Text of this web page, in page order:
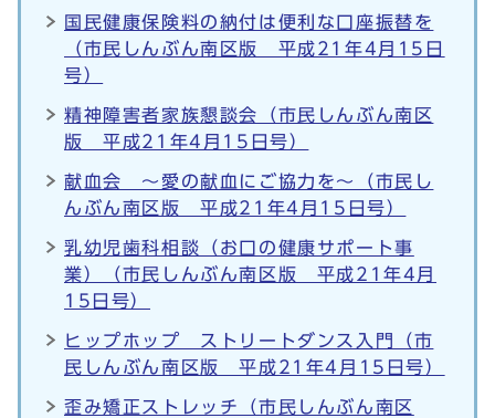
国民健康保険料の納付は便利な口座振替を
（市民しんぶん南区版 平成21年4月15日
号）
精神障害者家族懇談会（市民しんぶん南区
版 平成21年4月15日号）
献血会 ～愛の献血にご協力を～（市民し
んぶん南区版 平成21年4月15日号）
乳幼児歯科相談（お口の健康サポート事
業）（市民しんぶん南区版 平成21年4月
15日号）
ヒップホップ ストリートダンス入門（市
民しんぶん南区版 平成21年4月15日号）
歪み矯正ストレッチ（市民しんぶん南区